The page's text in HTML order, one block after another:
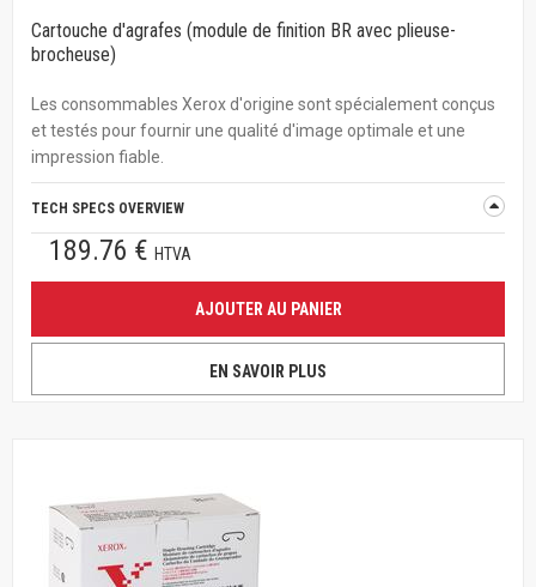
Cartouche d'agrafes (module de finition BR avec plieuse-
brocheuse)
Les consommables Xerox d'origine sont spécialement conçus
et testés pour fournir une qualité d'image optimale et une
impression fiable.
TECH SPECS OVERVIEW
189.76 € HTVA
AJOUTER AU PANIER
EN SAVOIR PLUS